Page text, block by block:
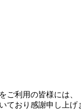
ご利用の皆様には、
ており感謝申し上げ